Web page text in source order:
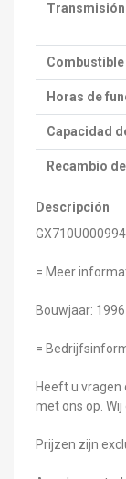
Transmisión
Combustible
Horas de
Capacidad
Recambio
Descripción
= Meer
Bouwjaar: 1996
=
Heeft u
met ons op.
Prijzen zijn